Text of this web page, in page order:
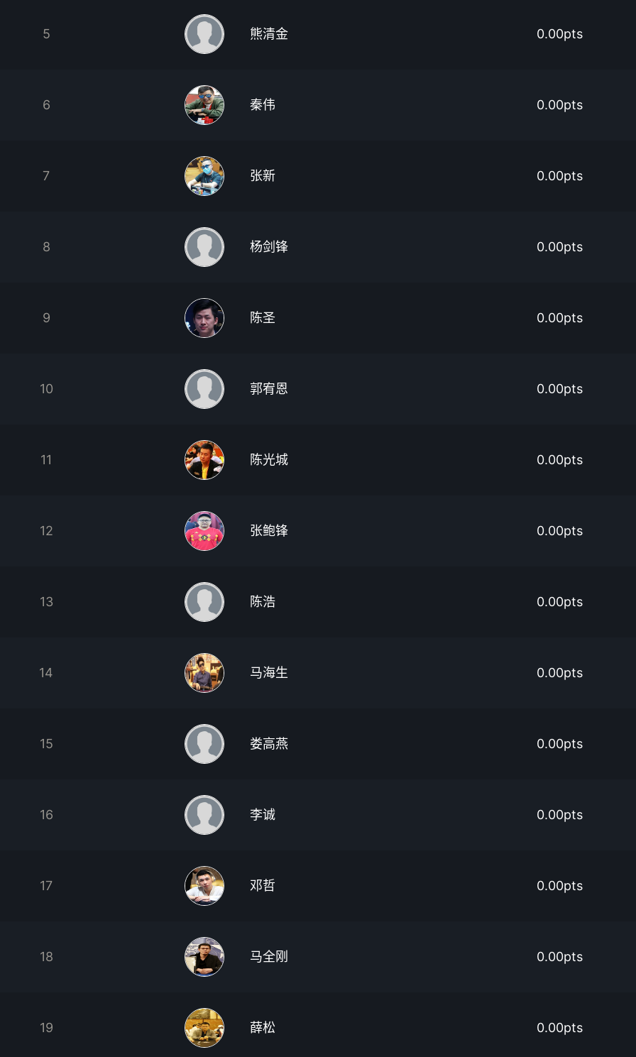
5 熊清金 0.00pts
6 秦伟 0.00pts
7 张新 0.00pts
8 杨剑锋 0.00pts
9 陈圣 0.00pts
10 郭宥恩 0.00pts
11 陈光城 0.00pts
12 张鲍锋 0.00pts
13 陈浩 0.00pts
14 马海生 0.00pts
15 娄高燕 0.00pts
16 李诚 0.00pts
17 邓哲 0.00pts
18 马全刚 0.00pts
19 薛松 0.00pts